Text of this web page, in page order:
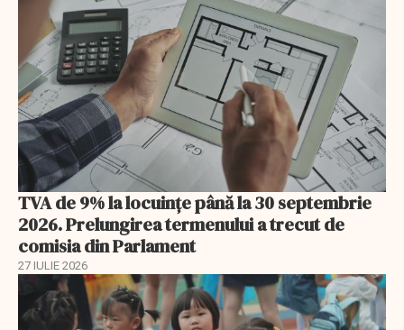
TVA de 9% la locuințe până la 30 septembrie
2026. Prelungirea termenului a trecut de
comisia din Parlament
27 IULIE 2026